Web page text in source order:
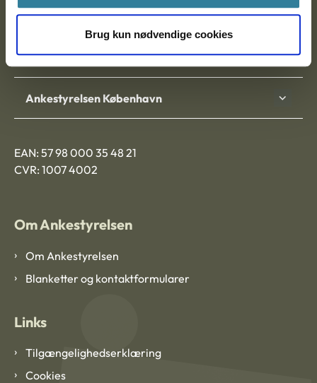
Brug kun nødvendige cookies
Ankestyrelsen Aalborg
Ankestyrelsen København
EAN: 57 98 000 35 48 21
CVR: 1007 4002
Om Ankestyrelsen
Om Ankestyrelsen
Blanketter og kontaktformularer
Links
Tilgængelighedserklæring
Cookies